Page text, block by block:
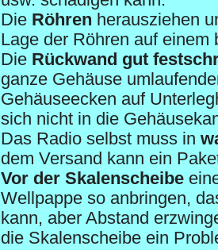
Die Röhren herausziehen
Lage der Röhren auf
Die Rückwand gut
ganze Gehäuse
Gehäuseecken auf
sich nicht in die
Das Radio selbst muss in
dem Versand kann ein
Vor der Skalenscheibe
Wellpappe so anbringen,
kann, aber Abstand
die Skalenscheibe ein